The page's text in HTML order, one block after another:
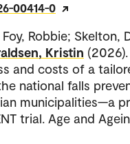
00414-0
Robbie; Skelton,
Kristin (2026).
and costs of a
national falls
municipalities—a
trial. Age and